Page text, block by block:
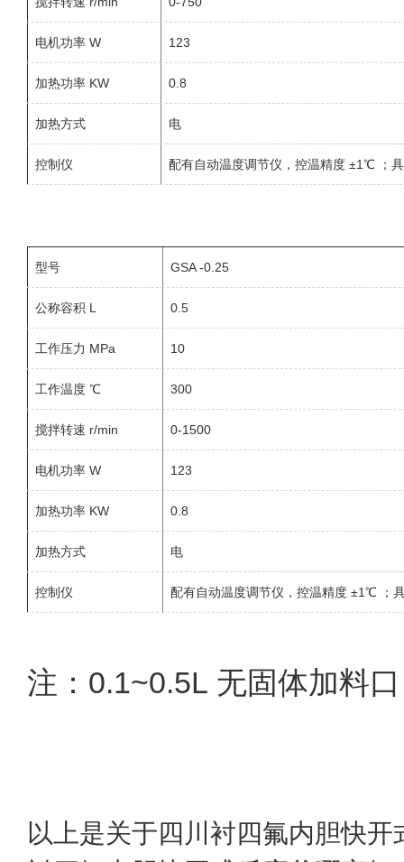
电机功率 W 123
加热功率 KW 0.8
加热方式 电
控制仪 配有自动温度调节仪，控温精度 ±1℃ ；
型号 GSA -0.25
公称容积 L 0.5
工作压力 MPa 10
工作温度 ℃ 300
搅拌转速 r/min 0-1500
电机功率 W 123
加热功率 KW 0.8
加热方式 电
控制仪 配有自动温度调节仪，控温精度 ±1℃ ；
注：0.1~0.5L 无固体加料口
以上是关于四川衬四氟内胆快